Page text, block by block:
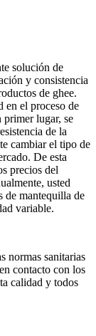
solución de
y consistencia
de ghee.
el proceso de
primer lugar, se
de la
cambiar el tipo de
De esta
precios del
usted
de mantequilla de
variable.
normas sanitarias
contacto con los
calidad y todos